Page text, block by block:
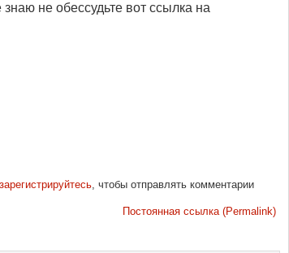
не обессудьте вот ссылка на
зарегистрируйтесь, чтобы отправлять комментарии
Постоянная ссылка (Permalink)